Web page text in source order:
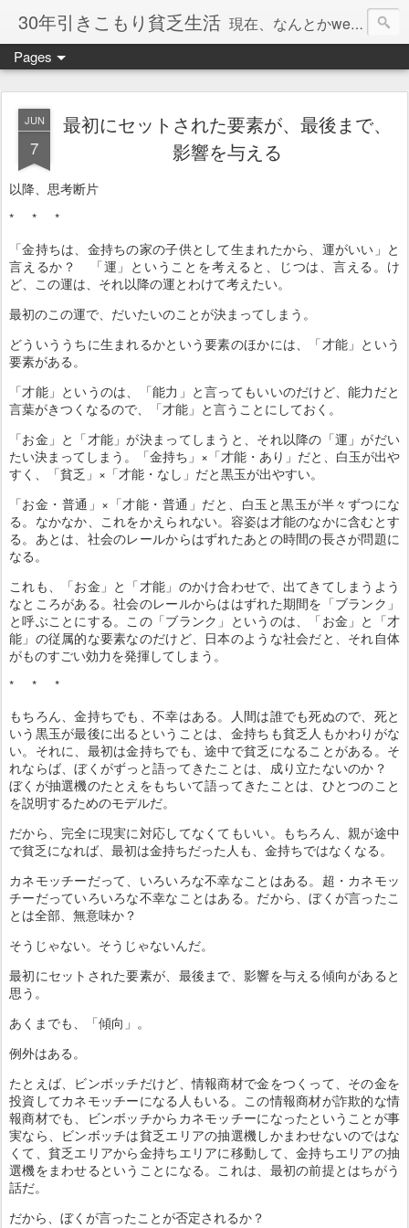
30年引きこもり貧乏生活 現在、なんとかweb系の仕事で食べています。このブログで扱う問題は「この世とはなにか」「人生とはなにか」「人間とはなにか」「強迫神経症の原因と解決法」「うつ病の原因と寄り添う方法」「家族の問題」などについてです。
Pages
JUN
7
最初にセットされた要素が、最後まで、
影響を与える
以降、思考断片
* * *
「金持ちは、金持ちの家の子供として生まれたから、運がいい」と
言えるか？ 「運」ということを考えると、じつは、言える。け
ど、この運は、それ以降の運とわけて考えたい。
最初のこの運で、だいたいのことが決まってしまう。
どういううちに生まれるかという要素のほかには、「才能」という
要素がある。
「才能」というのは、「能力」と言ってもいいのだけど、能力だと
言葉がきつくなるので、「才能」と言うことにしておく。
「お金」と「才能」が決まってしまうと、それ以降の「運」がだい
たい決まってしまう。「金持ち」×「才能・あり」だと、白玉が出や
すく、「貧乏」×「才能・なし」だと黒玉が出やすい。
「お金・普通」×「才能・普通」だと、白玉と黒玉が半々ずつにな
る。なかなか、これをかえられない。容姿は才能のなかに含むとす
る。あとは、社会のレールからはずれたあとの時間の長さが問題に
なる。
これも、「お金」と「才能」のかけ合わせで、出てきてしまうよう
なところがある。社会のレールからははずれた期間を「ブランク」
と呼ぶことにする。この「ブランク」というのは、「お金」と「才
能」の従属的な要素なのだけど、日本のような社会だと、それ自体
がものすごい効力を発揮してしまう。
* * *
もちろん、金持ちでも、不幸はある。人間は誰でも死ぬので、死と
いう黒玉が最後に出るということは、金持ちも貧乏人もかわりがな
い。それに、最初は金持ちでも、途中で貧乏になることがある。そ
れならば、ぼくがずっと語ってきたことは、成り立たないのか？
ぼくが抽選機のたとえをもちいて語ってきたことは、ひとつのこと
を説明するためのモデルだ。
だから、完全に現実に対応してなくてもいい。もちろん、親が途中
で貧乏になれば、最初は金持ちだった人も、金持ちではなくなる。
カネモッチーだって、いろいろな不幸なことはある。超・カネモッ
チーだっていろいろな不幸なことはある。だから、ぼくが言ったこ
とは全部、無意味か？
そうじゃない。そうじゃないんだ。
最初にセットされた要素が、最後まで、影響を与える傾向があると
思う。
あくまでも、「傾向」。
例外はある。
たとえば、ビンボッチだけど、情報商材で金をつくって、その金を
投資してカネモッチーになる人もいる。この情報商材が詐欺的な情
報商材でも、ビンボッチからカネモッチーになったということが事
実なら、ビンボッチは貧乏エリアの抽選機しかまわせないのではな
くて、貧乏エリアから金持ちエリアに移動して、金持ちエリアの抽
選機をまわせるということになる。これは、最初の前提とはちがう
話だ。
だから、ぼくが言ったことが否定されるか？